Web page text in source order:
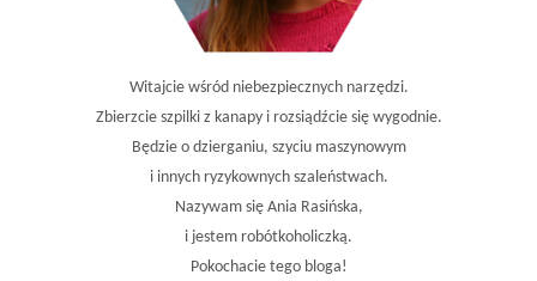
Witajcie wśród niebezpiecznych narzędzi.
Zbierzcie szpilki z kanapy i rozsiądźcie się wygodnie.
Będzie o dzierganiu, szyciu maszynowym
i innych ryzykownych szaleństwach.
Nazywam się Ania Rasińska,
i jestem robótkoholiczką.
Pokochacie tego bloga!